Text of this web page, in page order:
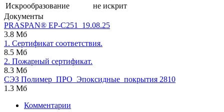
Искрообразование
не искрит
Документы
PRASPAN® ЕР-С251_19.08.25
3.8 Мб
1. Сертификат соответствия.
8.5 Мб
2. Пожарный сертификат.
8.3 Мб
СЭЗ Полимер_ПРО_Эпоксидные_покрытия 2810
1.3 Мб
Комментарии